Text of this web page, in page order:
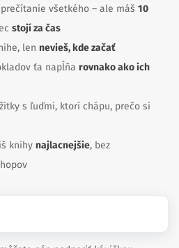
všetkého – ale máš 10
stojí za čas
len nevieš, kde začať
ťa napĺňa rovnako ako ich
s ľuďmi, ktorí chápu, prečo si
knihy najlacnejšie, bez